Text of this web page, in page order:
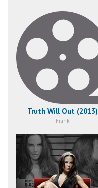
Truth Will Out (2013)
Frank